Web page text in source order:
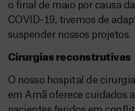
o final de maio por causa
COVID-19, tivemos de
suspender nossos projetos.
Cirurgias reconstrutivas
O nosso hospital de
em Amã oferece cuidados